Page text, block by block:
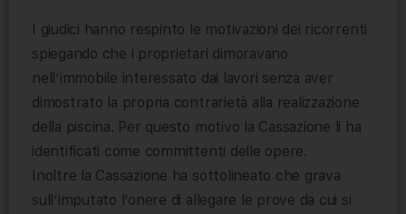
I giudici hanno respinto le motivazioni dei ricorrenti
spiegando che i proprietari dimoravano
nell’immobile interessato dai lavori senza aver
dimostrato la propria contrarietà alla realizzazione
della piscina. Per questo motivo la Cassazione li ha
identificati come committenti delle opere.
Inoltre la Cassazione ha sottolineato che grava
sull’imputato l’onere di allegare le prove da cui si